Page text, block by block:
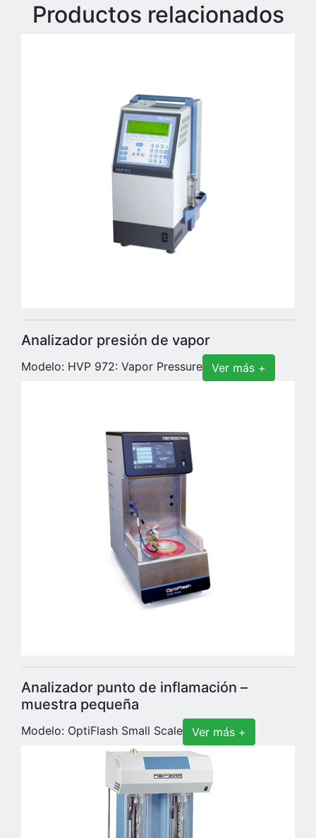
Productos relacionados
Analizador presión de vapor
Modelo: HVP 972: Vapor Pressure Ver más +
Analizador punto de inflamación –
muestra pequeña
Modelo: OptiFlash Small Scale Ver más +